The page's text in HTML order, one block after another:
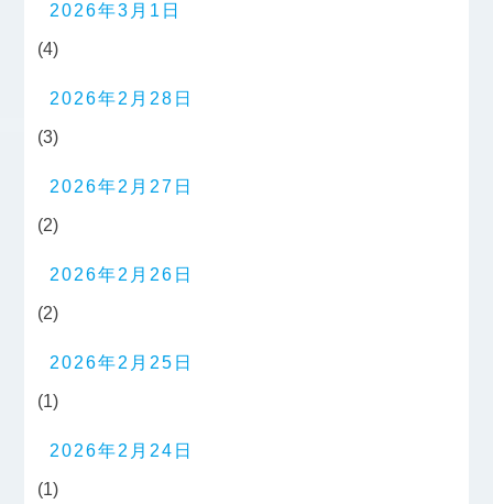
2026年3月1日
(4)
2026年2月28日
(3)
2026年2月27日
(2)
2026年2月26日
(2)
2026年2月25日
(1)
2026年2月24日
(1)